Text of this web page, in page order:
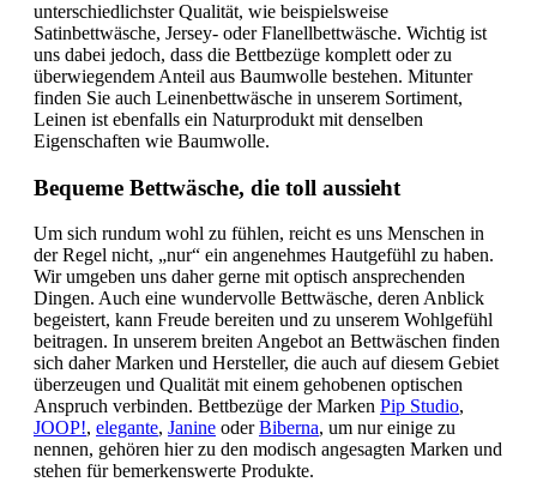
unterschiedlichster Qualität, wie beispielsweise
Satinbettwäsche, Jersey- oder Flanellbettwäsche. Wichtig ist
uns dabei jedoch, dass die Bettbezüge komplett oder zu
überwiegendem Anteil aus Baumwolle bestehen. Mitunter
finden Sie auch Leinenbettwäsche in unserem Sortiment,
Leinen ist ebenfalls ein Naturprodukt mit denselben
Eigenschaften wie Baumwolle.
Bequeme Bettwäsche, die toll aussieht
Um sich rundum wohl zu fühlen, reicht es uns Menschen in
der Regel nicht, „nur“ ein angenehmes Hautgefühl zu haben.
Wir umgeben uns daher gerne mit optisch ansprechenden
Dingen. Auch eine wundervolle Bettwäsche, deren Anblick
begeistert, kann Freude bereiten und zu unserem Wohlgefühl
beitragen. In unserem breiten Angebot an Bettwäschen finden
sich daher Marken und Hersteller, die auch auf diesem Gebiet
überzeugen und Qualität mit einem gehobenen optischen
Anspruch verbinden. Bettbezüge der Marken Pip Studio,
JOOP!, elegante, Janine oderBiberna, um nur einige zu
nennen, gehören hier zu den modisch angesagten Marken und
stehen für bemerkenswerte Produkte.